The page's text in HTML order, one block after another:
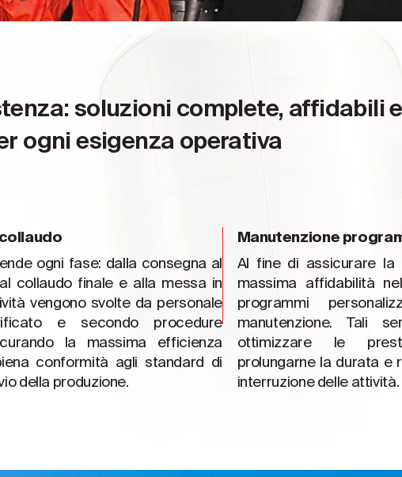
soluzioni complete, affidabili e
ogni esigenza operativa
ogni fase: dalla consegna al
collaudo finale e alla messa in
vengono svolte da personale
e secondo procedure
la massima efficienza
conformità agli standard di
della produzione.
Manutenzione
Al fine di assicurare la
massima affidabilità
programmi
manutenzione. Tali
ottimizzare le
prolungarne la durata e
interruzione delle attività.